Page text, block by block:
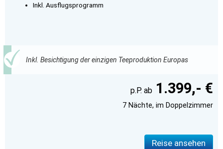
Inkl. Ausflugsprogramm
Inkl. Besichtigung der einzigen Teeproduktion Europas
1.399,- €
7 Nächte, im Doppelzimmer
Reise ansehen